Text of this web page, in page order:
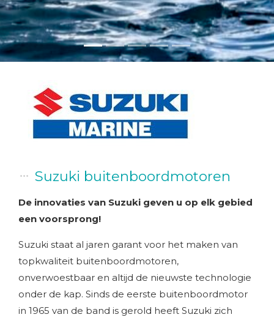
Suzuki buitenboordmotoren
De innovaties van Suzuki geven u op elk gebied
een voorsprong!
Suzuki staat al jaren garant voor het maken van
topkwaliteit buitenboordmotoren,
onverwoestbaar en altijd de nieuwste technologie
onder de kap. Sinds de eerste buitenboordmotor
in 1965 van de band is gerold heeft Suzuki zich